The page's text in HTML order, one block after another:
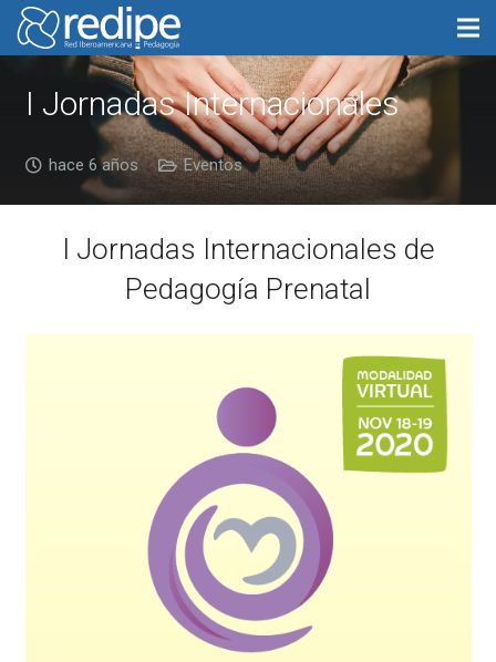
I Jornadas Internacionales
hace 6 años Eventos
I Jornadas Internacionales de
Pedagogía Prenatal